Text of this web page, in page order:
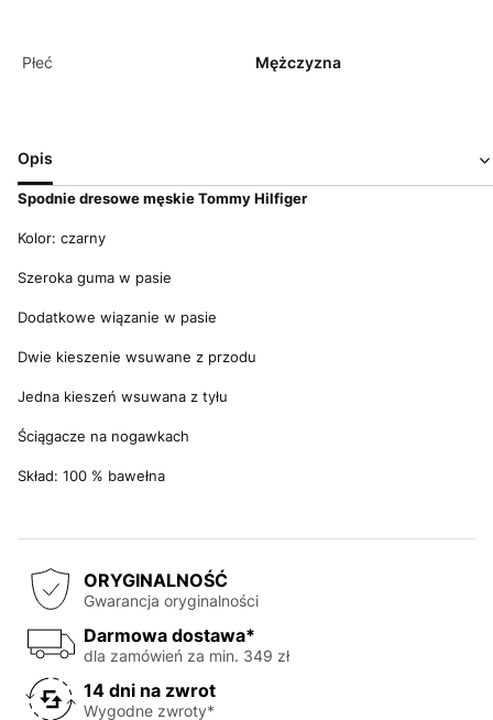
Płeć Mężczyzna
Opis
Spodnie dresowe męskie Tommy Hilfiger
Kolor: czarny
Szeroka guma w pasie
Dodatkowe wiązanie w pasie
Dwie kieszenie wsuwane z przodu
Jedna kieszeń wsuwana z tyłu
Ściągacze na nogawkach
Skład: 100 % bawełna
ORYGINALNOŚĆ
Gwarancja oryginalności
Darmowa dostawa*
dla zamówień za min. 349 zł
14 dni na zwrot
Wygodne zwroty*